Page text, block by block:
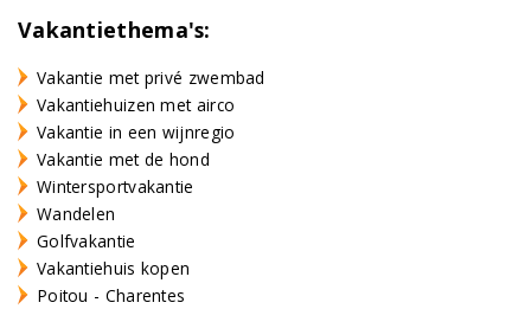
Vakantiethema's:
Vakantie met privé zwembad
Vakantiehuizen met airco
Vakantie in een wijnregio
Vakantie met de hond
Wintersportvakantie
Wandelen
Golfvakantie
Vakantiehuis kopen
Poitou - Charentes